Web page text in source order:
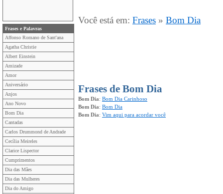
Frases e Palavras
Affonso Romano de Sant'ana
Agatha Christie
Albert Einstein
Amizade
Amor
Aniversário
Anjos
Ano Novo
Bom Dia
Cantadas
Carlos Drummond de Andrade
Cecília Meireles
Clarice Lispector
Cumprimentos
Dia das Mães
Dia das Mulheres
Dia do Amigo
Você está em: Frases » Bom Dia
Frases de Bom Dia
Bom Dia: Bom Dia Carinhoso
Bom Dia: Bom Dia
Bom Dia: Vim aqui para acordar você